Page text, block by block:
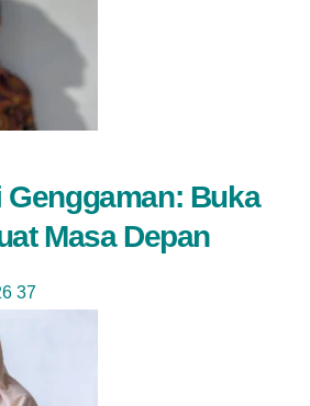
Buka
Masa Depan
37